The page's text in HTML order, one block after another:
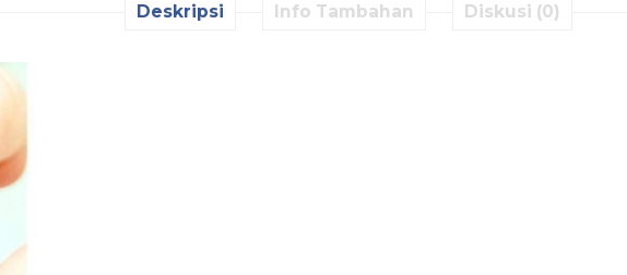
Deskripsi Info Tambahan Diskusi (0)